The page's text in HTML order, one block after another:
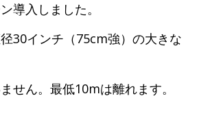
導入しました。
30インチ（75cm強）の大きな
せん。最低10mは離れます。